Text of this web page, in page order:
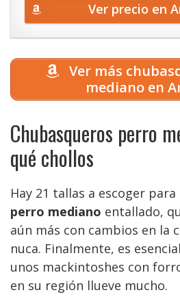
Ver precio en
Ver más
mediano en
Chubasqueros perro
qué chollos
Hay 21 tallas a escoger para
perro mediano entallado,
aún más con cambios en la
nuca. Finalmente, es
unos mackintoshes con
en su región llueve mucho.